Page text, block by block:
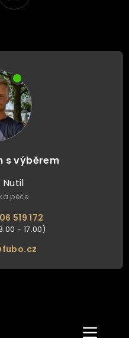
s výběrem
péče
519 172
Zobrazit/